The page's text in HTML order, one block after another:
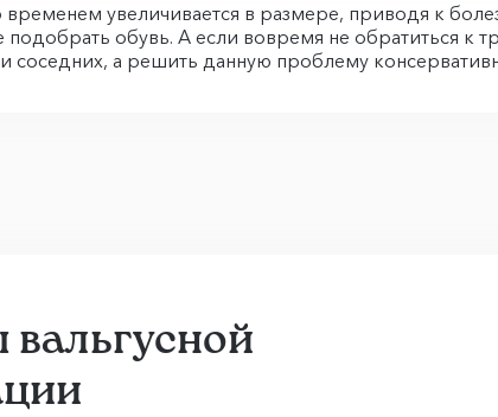
увеличивается в размере, приводя к
подобрать обувь. А если вовремя не обратиться
соседних, а решить данную проблему